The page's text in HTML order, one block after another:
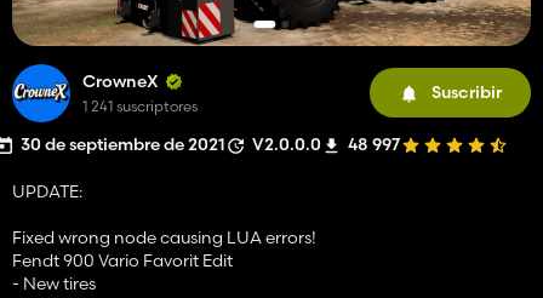
CrowneX
1 241 suscriptores
Suscribir
30 de septiembre de 2021 V2.0.0.0 48 997
UPDATE:
Fixed wrong node causing LUA errors!
Fendt 900 Vario Favorit Edit
- New tires